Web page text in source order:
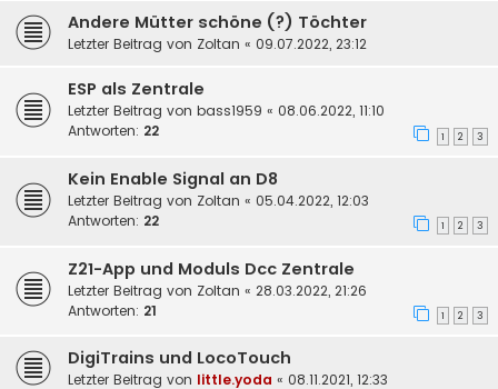
Andere Mütter schöne (?) Töchter
Letzter Beitrag von Zoltan « 09.07.2022, 23:12
ESP als Zentrale
Letzter Beitrag von bass1959 « 08.06.2022, 11:10
Antworten: 22 1 2 3
Kein Enable Signal an D8
Letzter Beitrag von Zoltan « 05.04.2022, 12:03
Antworten: 22 1 2 3
Z21-App und Moduls Dcc Zentrale
Letzter Beitrag von Zoltan « 28.03.2022, 21:26
Antworten: 21 1 2 3
DigiTrains und LocoTouch
Letzter Beitrag von little.yoda « 08.11.2021, 12:33